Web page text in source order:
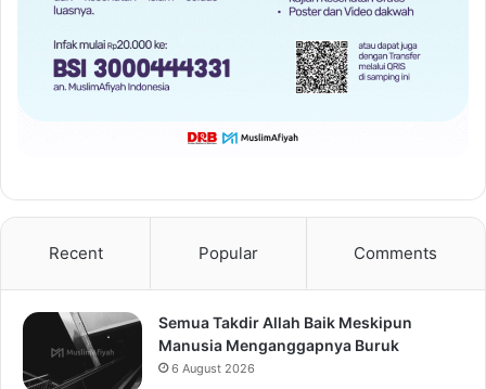
Recent Popular Comments
Semua Takdir Allah Baik Meskipun
Manusia Menganggapnya Buruk
6 August 2026